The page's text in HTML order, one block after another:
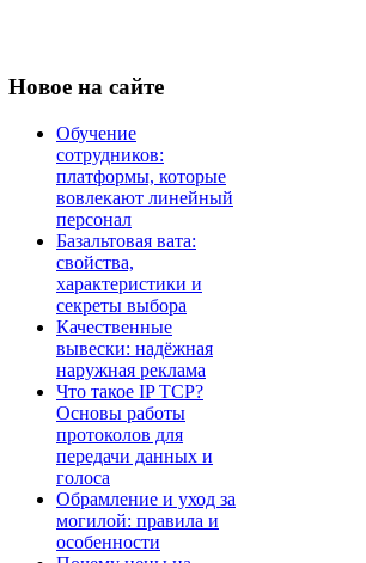
Новое на сайте
Обучение
сотрудников:
платформы, которые
вовлекают линейный
персонал
Базальтовая вата:
свойства,
характеристики и
секреты выбора
Качественные
вывески: надёжная
наружная реклама
Что такое IP TCP?
Основы работы
протоколов для
передачи данных и
голоса
Обрамление и уход за
могилой: правила и
особенности